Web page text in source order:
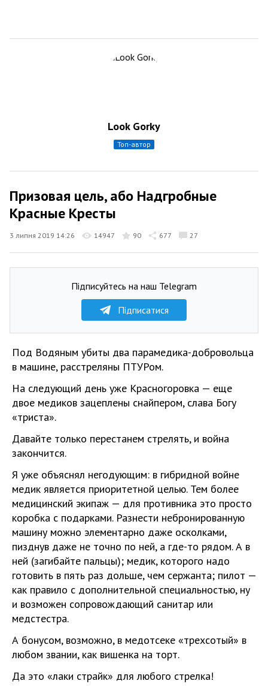
Look Gorky
топ-автор
Призовая цель, або Надгробные
Красные Кресты
3 липня 2019 14:26 14947 90 677 27
Підписуйтесь на наш Telegram
Підписатися
Под Водяным убиты два парамедика-добровольца
в машине, расстреляны ПТУРом.
На следующий день уже Красногоровка — еще
двое медиков зацеплены снайпером, слава Богу
«триста».
Давайте только перестанем стрелять, и война
закончится.
Я уже объяснял негодующим: в гибридной войне
медик является приоритетной целью. Тем более
медицинский экипаж — для противника это просто
коробка с подарками. Разнести небронированную
машину можно элементарно даже осколками,
пизднув даже не точно по ней, а где-то рядом. А в
ней (загибайте пальцы); медик, которого надо
готовить в пять раз дольше, чем сержанта; пилот —
как правило с дополнительной специальностью, ну
и возможен сопровождающий санитар или
медстестра.
А бонусом, возможно, в медотсеке «трехсотый» в
любом звании, как вишенка на торт.
Да это «лаки страйк» для любого стрелка!